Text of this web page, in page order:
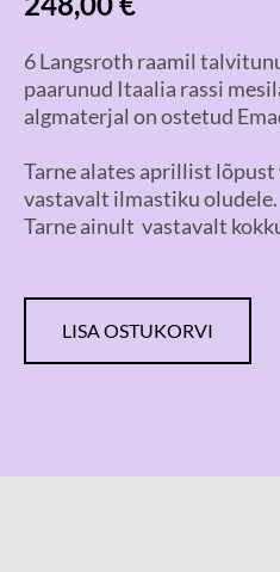
6 Langsroth raamil
paarunud Itaalia rassi
algmaterjal on ostetud
Tarne alates aprillist lõpust
vastavalt ilmastiku oludele.
Tarne ainult vastavalt
LISA OSTUKORVI